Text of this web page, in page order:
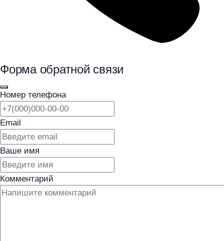
Форма обратной связи
Номер телефона
Email
Ваше имя
Комментарий